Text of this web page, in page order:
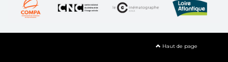
Haut de page